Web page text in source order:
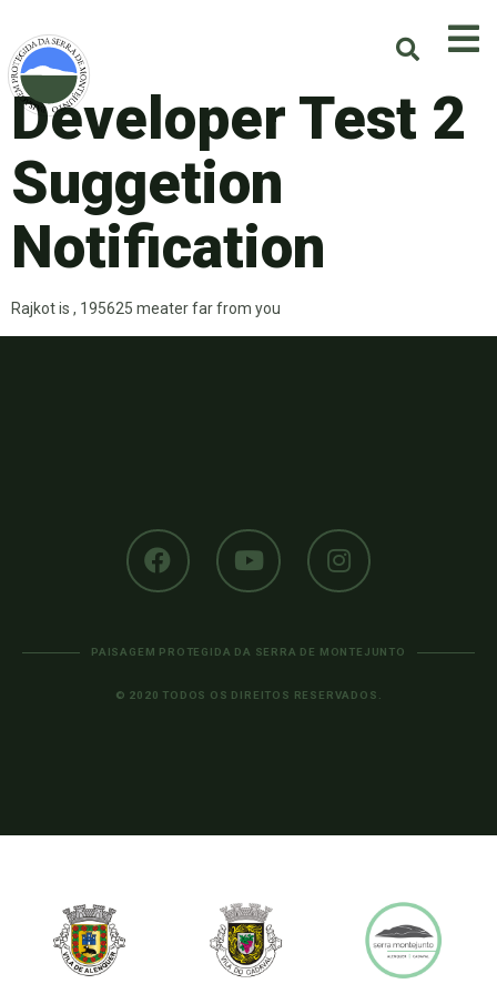
Developer Test 2
Suggetion
Notification
Rajkot is , 195625 meater far from you
PAISAGEM PROTEGIDA DA SERRA DE MONTEJUNTO
© 2020 TODOS OS DIREITOS RESERVADOS.